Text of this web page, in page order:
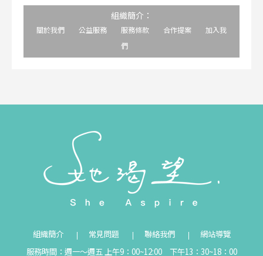
組織簡介：
關於我們 公益服務 服務條款 合作提案
加入我
們
組織簡介 常見問題 聯絡我們
網站導覽
服務時間：週一～週五 上午9：00~12:00 下午13：30~18：00